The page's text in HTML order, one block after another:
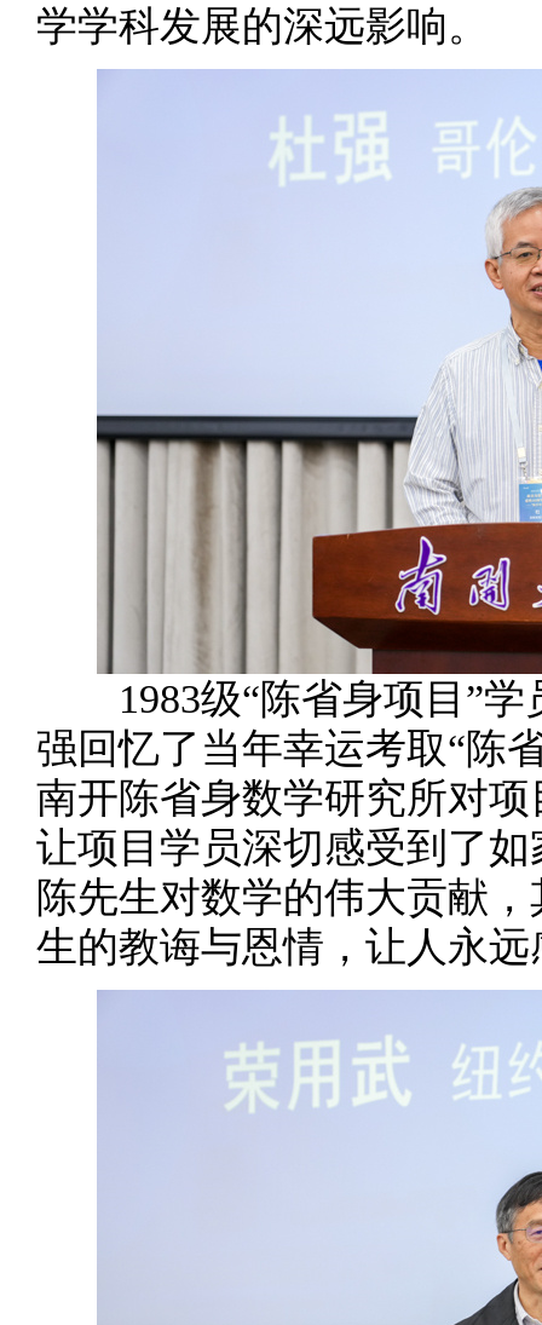
学学科发展的深远影响。
1983级“陈省身项目”学
强回忆了当年幸运考取“陈
南开陈省身数学研究所对
让项目学员深切感受到了
陈先生对数学的伟大贡献
生的教诲与恩情，让人永